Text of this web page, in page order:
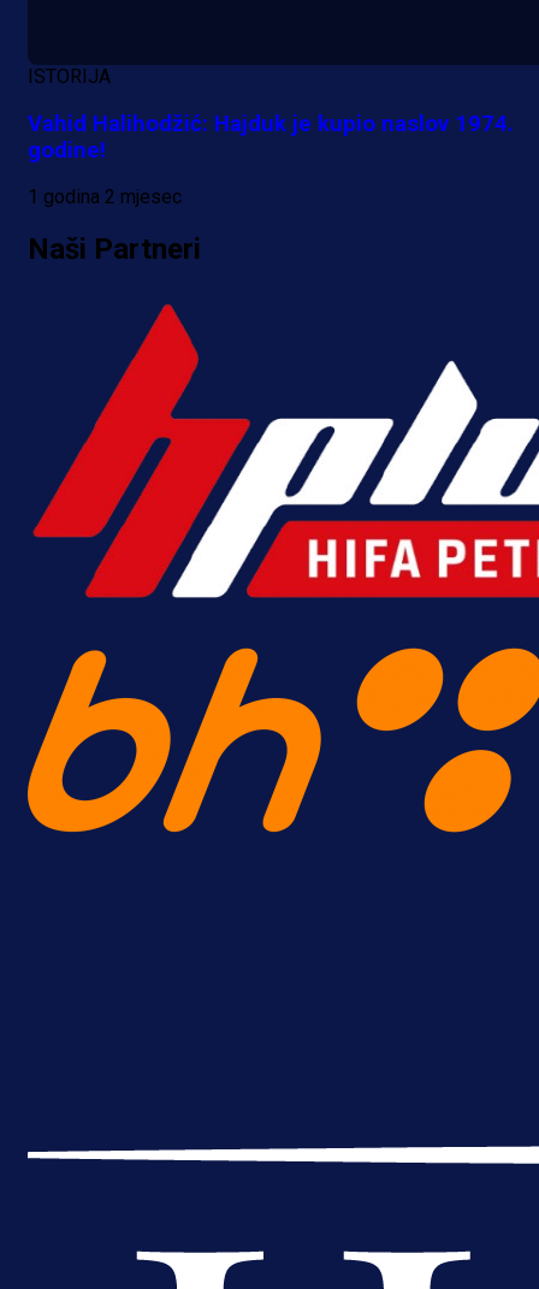
ISTORIJA
Vahid Halihodžić: Hajduk je kupio naslov 1974.
godine!
1 godina 2 mjesec
Naši Partneri